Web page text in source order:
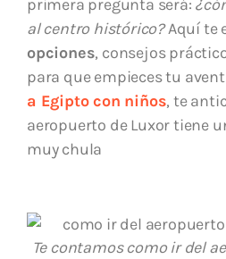
primera pregunta será:
al centro histórico?Aquí te
opciones, consejos
para que empieces tu
a Egipto con niños, te
aeropuerto de Luxor tiene
muy chula
Te contamos como ir del